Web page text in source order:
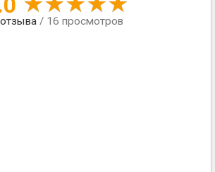
отзыва / 16 просмотров